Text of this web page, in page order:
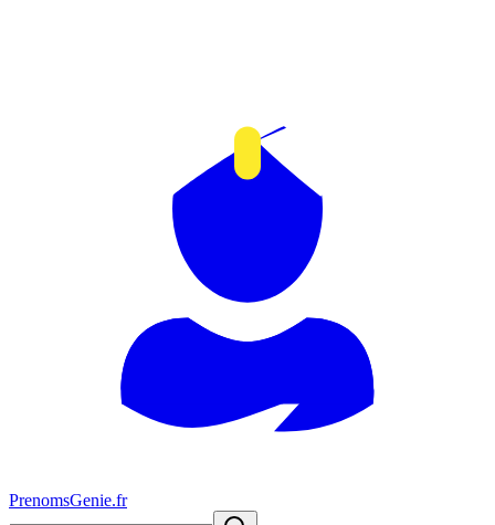
PrenomsGenie.fr